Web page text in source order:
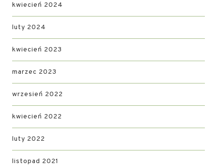
kwiecień 2024
luty 2024
kwiecień 2023
marzec 2023
wrzesień 2022
kwiecień 2022
luty 2022
listopad 2021